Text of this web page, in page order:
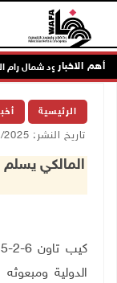
أهم الاخبار
محررا من عابود شمال رام الله
الرئيسية
تاريخ النشر: 06/02/2025 02:29 م
المالكي
الدولية